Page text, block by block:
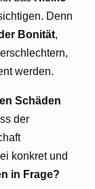
Denn
Bonität,
werden.
Schäden
der
konkret und
in Frage?